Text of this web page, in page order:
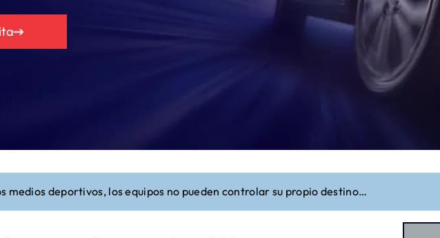
medios deportivos, los equipos no pueden controlar su propio destino…